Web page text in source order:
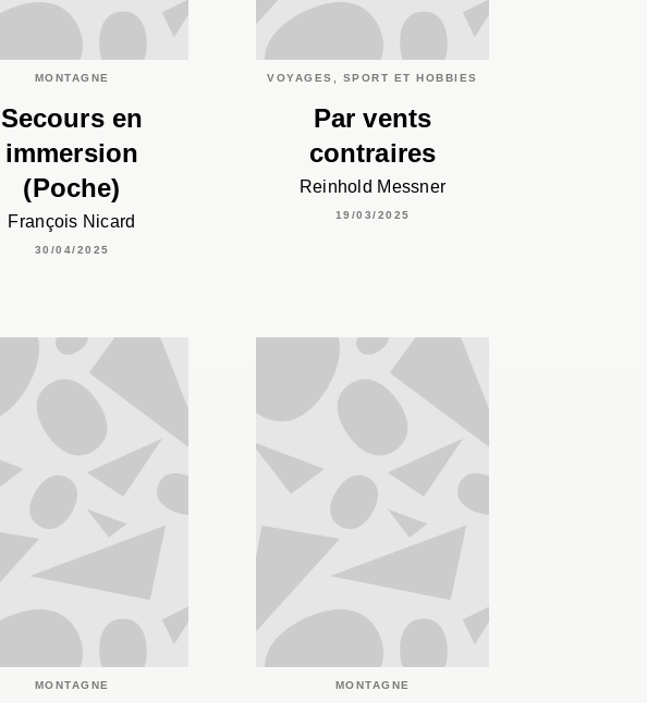
MONTAGNE
Secours en
immersion
(Poche)
François Nicard
30/04/2025
VOYAGES, SPORT ET HOBBIES
Par vents
contraires
Reinhold Messner
19/03/2025
MONTAGNE MONTAGNE